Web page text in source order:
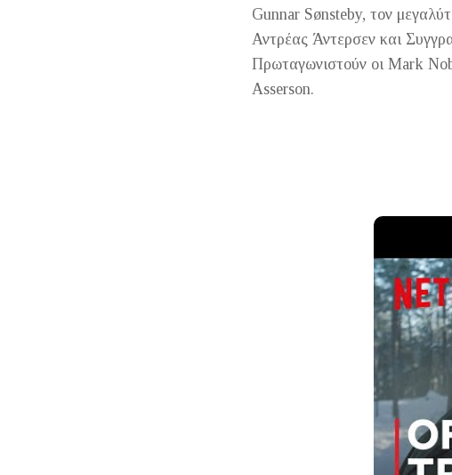
Gunnar Sønsteby, τον
Αντρέας Άντερσεν και
Πρωταγωνιστούν οι Mark
Asserson.